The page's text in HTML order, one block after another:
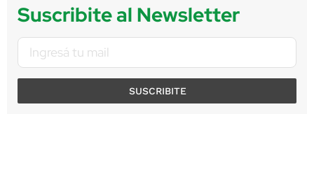
Suscribite al Newsletter
SUSCRIBITE